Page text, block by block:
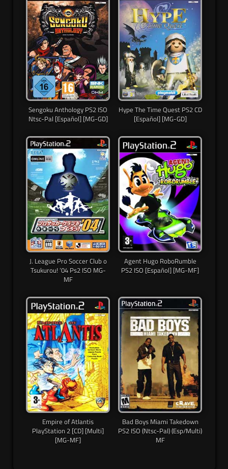
Sengoku Anthology PS2 ISO
Ntsc-Pal [Español] [MG-GD]
Hype The Time Quest PS2 CD
[Español] [MG-GD]
J. League Pro Soccer Club o
Tsukurou! ’04 Ps2 ISO MG-
MF
Agent Hugo RoboRumble
PS2 ISO [Español] [MG-MF]
Empire of Atlantis
PlayStation 2 [CD] [Multi]
[MG-MF]
Bad Boys Miami Takedown
PS2 ISO (Ntsc-Pal) (Esp/Multi)
MF